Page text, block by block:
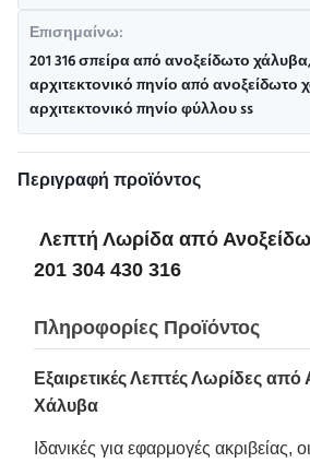
Επισημαίνω:
201 316 σπείρα από ανοξείδωτο χάλυβα,
αρχιτεκτονικό πηνίο από ανοξείδωτο
αρχιτεκτονικό πηνίο φύλλου ss
Περιγραφή προϊόντος
Λεπτή Λωρίδα από
201 304 430 316
Πληροφορίες Προϊόντος
Εξαιρετικές Λεπτές Λωρίδες από
Χάλυβα
Ιδανικές για εφαρμογές ακριβείας,